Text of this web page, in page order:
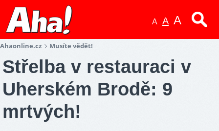
A A A
Ahaonline.cz Musíte vědět!
Střelba v restauraci v
Uherském Brodě: 9
mrtvých!